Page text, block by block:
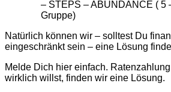
– STEPS – ABUNDANCE ( 5
Gruppe)
Natürlich können wir – solltest Du
eingeschränkt sein – eine Lösung
Melde Dich hier einfach.
wirklich willst, finden wir eine Lösung.